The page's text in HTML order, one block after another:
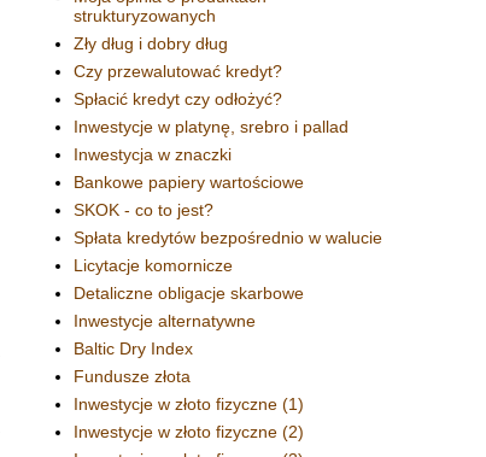
strukturyzowanych
Zły dług i dobry dług
Czy przewalutować kredyt?
Spłacić kredyt czy odłożyć?
Inwestycje w platynę, srebro i pallad
Inwestycja w znaczki
Bankowe papiery wartościowe
SKOK - co to jest?
Spłata kredytów bezpośrednio w walucie
Licytacje komornicze
Detaliczne obligacje skarbowe
Inwestycje alternatywne
Baltic Dry Index
Fundusze złota
Inwestycje w złoto fizyczne (1)
Inwestycje w złoto fizyczne (2)